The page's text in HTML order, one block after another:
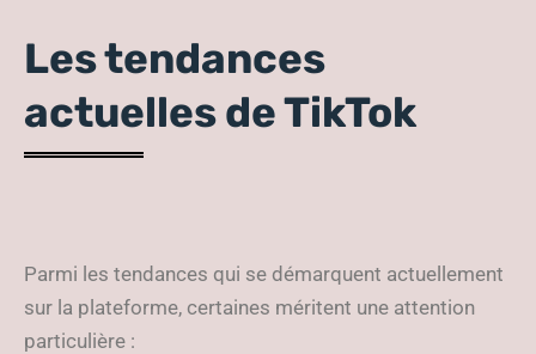
Les tendances
actuelles de TikTok
Parmi les tendances qui se démarquent actuellement
sur la plateforme, certaines méritent une attention
particulière :